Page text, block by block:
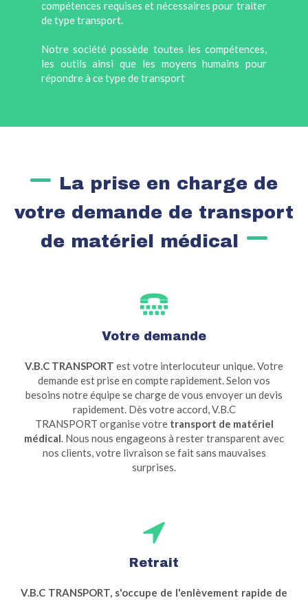
compétences requises et nécessaires pour traiter
de type transport.
Notre société possède toutes les compétences,
les outils ainsi que les moyens humains pour
répondre à ce type de transport
La prise en charge de
votre demande de transport
de matériel médical
Votre demande
V.B.C TRANSPORT est votre interlocuteur unique. Votre
demande est prise en compte rapidement. Selon vos
besoins notre équipe se charge de vous envoyer un devis
rapidement. Dès votre accord, V.B.C
TRANSPORT organise votre transport de matériel
médical. Nous nous engageons à rester transparent avec
nos clients, votre livraison se fait sans mauvaises
surprises.
Retrait
V.B.C TRANSPORT, s'occupe de l'enlèvement rapide de